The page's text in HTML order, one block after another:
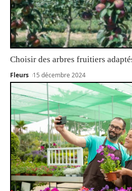
Choisir des arbres fruitiers
Fleurs 15 décembre 2024